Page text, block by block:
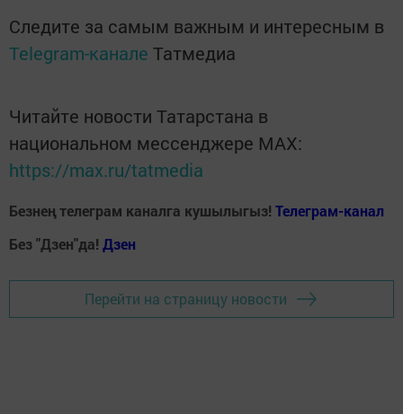
Следите за самым важным и интересным в
Telegram-канале Татмедиа
Читайте новости Татарстана в
национальном мессенджере MАХ:
https://max.ru/tatmedia
Безнең телеграм каналга кушылыгыз! Телеграм-канал
Без "Дзен"да! Дзен
Перейти на страницу новости